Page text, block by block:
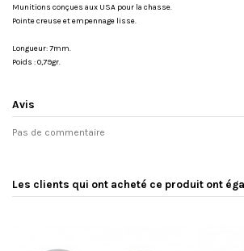
Munitions conçues aux USA pour la chasse.
Pointe creuse et empennage lisse.
Longueur: 7mm.
Poids : 0,79gr.
Avis
Pas de commentaire
Les clients qui ont acheté ce produit ont